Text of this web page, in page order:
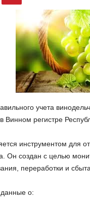
учета
Винном регистре
инструментом для
Он создан с целью
переработки и
о: